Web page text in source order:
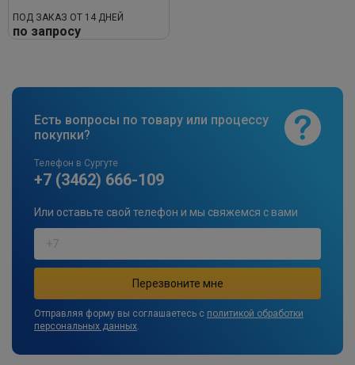
ПОД ЗАКАЗ ОТ 14 ДНЕЙ
по запросу
Есть вопросы по товару или процессу
покупки?
Телефон в Сургуте
+7 (3462) 666-109
Или оставьте свой телефон и мы свяжемся с вами
Отправляя форму вы соглашаетесь с политикой обработки
персональных данных.